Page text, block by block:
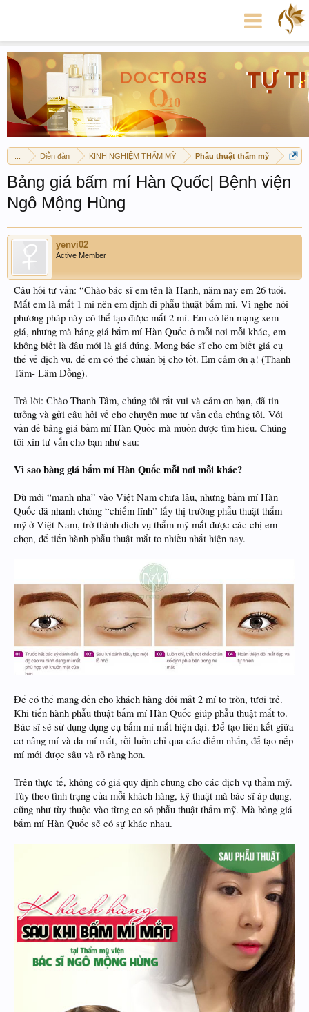
Diễn đàn KINH NGHIỆM THẨM MỸ Phẫu thuật thẩm mỹ
Bảng giá bấm mí Hàn Quốc| Bệnh viện
Ngô Mộng Hùng
yenvi02
Active Member
Câu hỏi tư vấn: “Chào bác sĩ em tên là Hạnh, năm nay em 26 tuổi.
Mắt em là mắt 1 mí nên em định đi phẫu thuật bấm mí. Vì nghe nói
phương pháp này có thể tạo được mắt 2 mí. Em có lên mạng xem
giá, nhưng mà bảng giá bấm mí Hàn Quốc ở mỗi nơi mỗi khác, em
không biết là đâu mới là giá đúng. Mong bác sĩ cho em biết giá cụ
thể về dịch vụ, để em có thể chuẩn bị cho tốt. Em cảm ơn ạ! (Thanh
Tâm- Lâm Đồng).
Trả lời: Chào Thanh Tâm, chúng tôi rất vui và cảm ơn bạn, đã tin
tưởng và gửi câu hỏi về cho chuyên mục tư vấn của chúng tôi. Với
vấn đề bảng giá bấm mí Hàn Quốc mà muốn được tìm hiểu. Chúng
tôi xin tư vấn cho bạn như sau:
Vì sao bảng giá bấm mí Hàn Quốc mỗi nơi mỗi khác?
Dù mới “manh nha” vào Việt Nam chưa lâu, nhưng bấm mí Hàn
Quốc đã nhanh chóng “chiếm lĩnh” lấy thị trường phẫu thuật thẩm
mỹ ở Việt Nam, trở thành dịch vụ thẩm mỹ mắt được các chị em
chọn, để tiến hành phẫu thuật mắt to nhiều nhất hiện nay.
Để có thể mang đến cho khách hàng đôi mắt 2 mí to tròn, tươi trẻ.
Khi tiến hành phẫu thuật bấm mí Hàn Quốc giúp phẫu thuật mắt to.
Bác sĩ sẽ sử dụng dụng cụ bấm mí mắt hiện đại. Để tạo liên kết giữa
cơ nâng mí và da mí mắt, rồi luồn chỉ qua các điểm nhấn, để tạo nếp
mí mới được sâu và rõ ràng hơn.
Trên thực tế, không có giá quy định chung cho các dịch vụ thẩm mỹ.
Tùy theo tình trạng của mỗi khách hàng, kỹ thuật mà bác sĩ áp dụng,
cũng như tùy thuộc vào từng cơ sở phẫu thuật thẩm mỹ. Mà bảng giá
bấm mí Hàn Quốc sẽ có sự khác nhau.